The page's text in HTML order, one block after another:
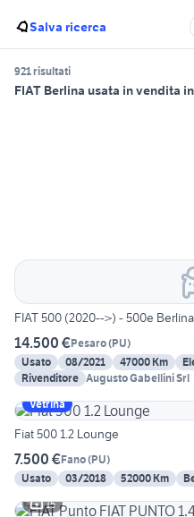
Salva ricerca
921 risultati
FIAT Berlina usata in vendita
FIAT 500 (2020-->) - 500e
14.500 €Pesaro(PU)
Usato
08/2021 47000 Km
Rivenditore Augusto Gabellini Srl
Vetrina
Fiat 500 1.2 Lounge
7.500 €Fano(PU)
Usato
03/2018 52000 Km
15